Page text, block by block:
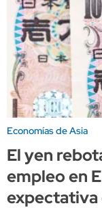
Economías de Asia
El yen
empleo en
expectativa